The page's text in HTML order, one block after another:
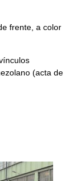
frente, a color
(acta de